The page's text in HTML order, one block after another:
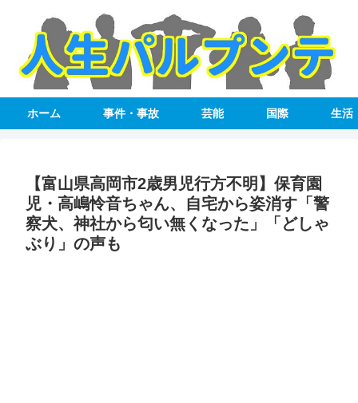
ホーム 事件・事故 芸能 国際 生活
【富山県高岡市2歳男児行方不明】保育園
児・高嶋怜音ちゃん、自宅から姿消す「警
察犬、神社から匂い無くなった」「どしゃ
ぶり」の声も